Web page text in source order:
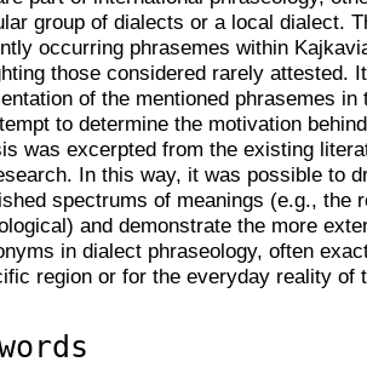
group of dialects or a local dialect.
occurring phrasemes within
those considered rarely attested.
of the mentioned phrasemes
to determine the motivation
was excerpted from the existing
In this way, it was possible to
spectrums of meanings (e.g., the
and demonstrate the more
in dialect phraseology, often
region or for the everyday reality of